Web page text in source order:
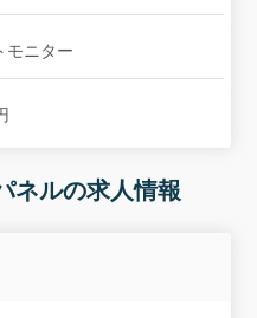
モニター
ネルの求人情報